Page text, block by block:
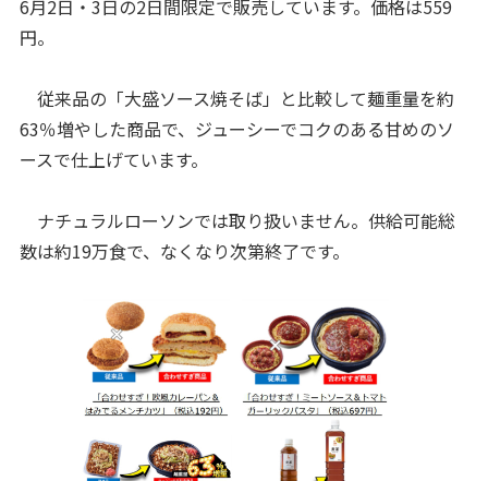
6月2日・3日の2日間限定で販売しています。価格は559
円。
従来品の「大盛ソース焼そば」と比較して麺重量を約
63％増やした商品で、ジューシーでコクのある甘めのソ
ースで仕上げています。
ナチュラルローソンでは取り扱いません。供給可能総
数は約19万食で、なくなり次第終了です。